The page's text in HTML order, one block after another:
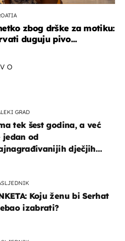
zbog drške za motiku:
duguju pivo...
GRAD
tek šest godina, a već
jedan od
dječjih
Koju ženu bi Serhat
izabrati?